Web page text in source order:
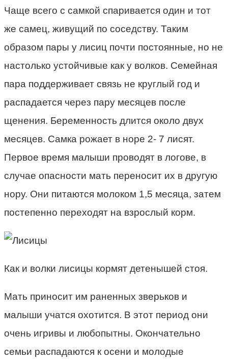
Чаще всего с самкой спаривается один и тот
же самец, живущий по соседству. Таким
образом пары у лисиц почти постоянные, но не
настолько устойчивые как у волков. Семейная
пара поддерживает связь не круглый год и
распадается через пару месяцев после
щенения. Беременность длится около двух
месяцев. Самка рожает в норе 2- 7 лисят.
Первое время малыши проводят в логове, в
случае опасности мать переносит их в другую
нору. Они питаются молоком 1,5 месяца, затем
постепенно переходят на взрослый корм.
Как и волки лисицы кормят детенышей стоя.
Мать приносит им раненных зверьков и
малыши учатся охотится. В этот период они
очень игривы и любопытны. Окончательно
семьи распадаются к осени и молодые